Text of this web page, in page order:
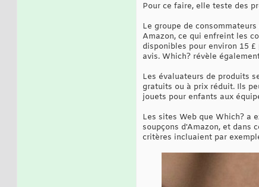
Pour ce faire, elle teste des
Le groupe de
Amazon, ce qui enfreint les
disponibles pour environ 15
avis. Which? révèle
Les évaluateurs de produits
gratuits ou à prix réduit. Ils
jouets pour enfants aux
Les sites Web que Which? a
soupçons d'Amazon, et dans
critères incluaient par